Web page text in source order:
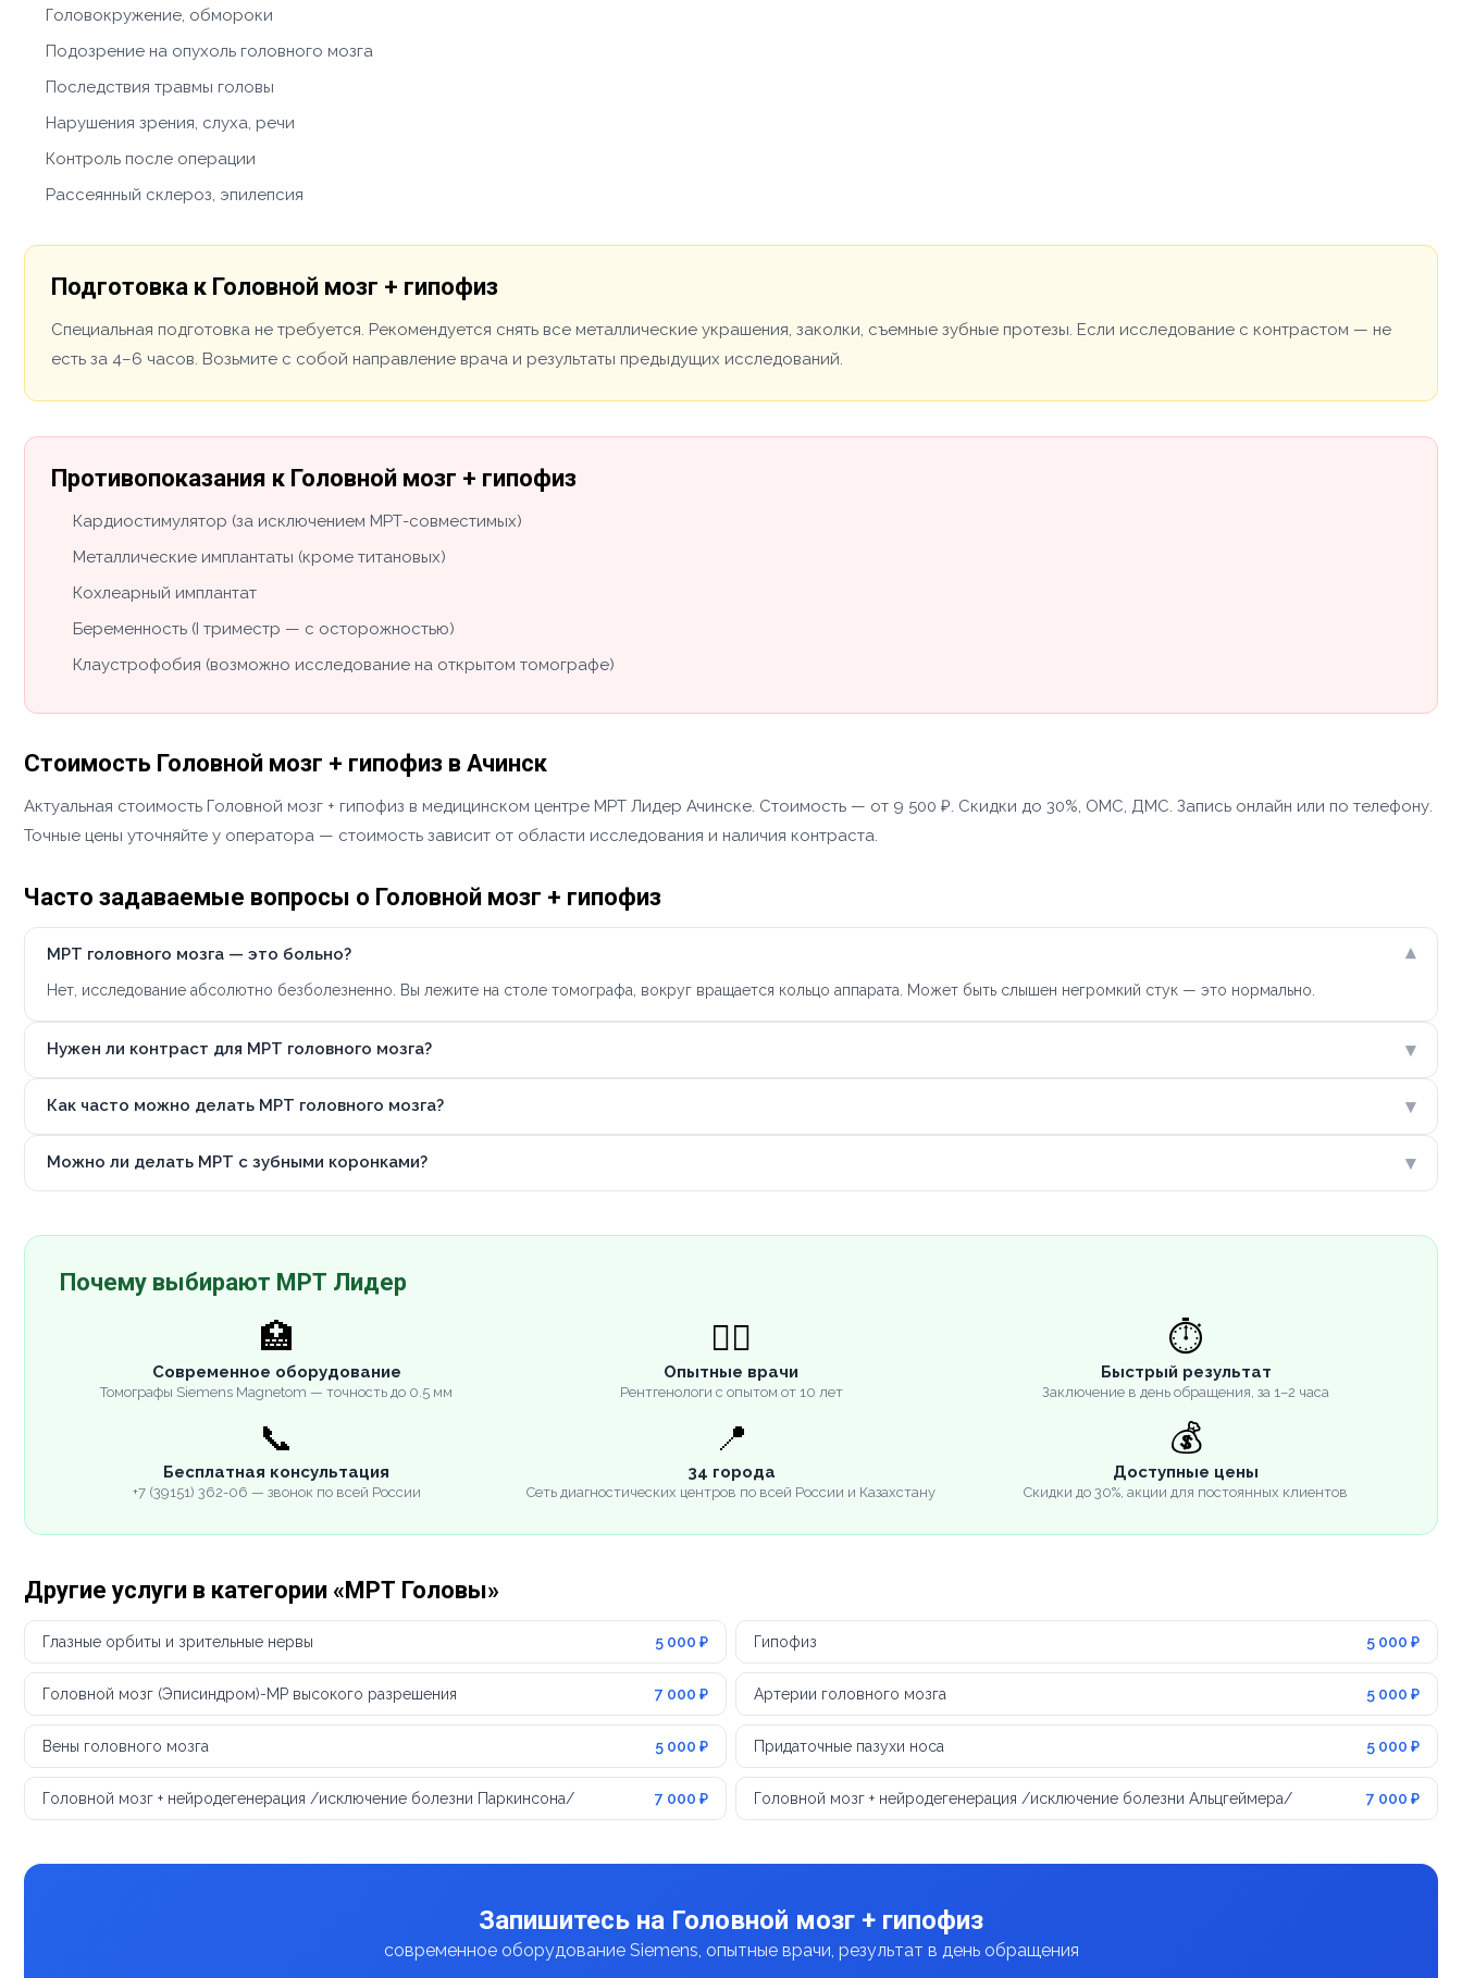
Головокружение, обмороки
Подозрение на опухоль головного мозга
Последствия травмы головы
Нарушения зрения, слуха, речи
Контроль после операции
Рассеянный склероз, эпилепсия
Подготовка к Головной мозг + гипофиз
Специальная подготовка не требуется. Рекомендуется снять все металлические украшения, заколки, съемные зубные протезы. Если исследование с контрастом — не
есть за 4–6 часов. Возьмите с собой направление врача и результаты предыдущих исследований.
Противопоказания к Головной мозг + гипофиз
Кардиостимулятор (за исключением МРТ-совместимых)
Металлические имплантаты (кроме титановых)
Кохлеарный имплантат
Беременность (I триместр — с осторожностью)
Клаустрофобия (возможно исследование на открытом томографе)
Стоимость Головной мозг + гипофиз в Ачинск
Актуальная стоимость Головной мозг + гипофиз в медицинском центре МРТ Лидер Ачинске. Стоимость — от 9 500 ₽. Скидки до 30%, ОМС, ДМС. Запись онлайн или по телефону.
Точные цены уточняйте у оператора — стоимость зависит от области исследования и наличия контраста.
Часто задаваемые вопросы о Головной мозг + гипофиз
МРТ головного мозга — это больно? ▾
Нет, исследование абсолютно безболезненно. Вы лежите на столе томографа, вокруг вращается кольцо аппарата. Может быть слышен негромкий стук — это нормально.
Нужен ли контраст для МРТ головного мозга? ▾
Как часто можно делать МРТ головного мозга? ▾
Можно ли делать МРТ с зубными коронками? ▾
Почему выбирают МРТ Лидер
🏥
Современное оборудование
Томографы Siemens Magnetom — точность до 0.5 мм
👨‍⚕️
Опытные врачи
Рентгенологи с опытом от 10 лет
⏱️
Быстрый результат
Заключение в день обращения, за 1–2 часа
📞
Бесплатная консультация
+7 (39151) 362-06 — звонок по всей России
📍
34 города
Сеть диагностических центров по всей России и Казахстану
💰
Доступные цены
Скидки до 30%, акции для постоянных клиентов
Другие услуги в категории «МРТ Головы»
Глазные орбиты и зрительные нервы 5 000 ₽ Гипофиз 5 000 ₽
Головной мозг (Эписиндром)-МР высокого разрешения 7 000 ₽ Артерии головного мозга 5 000 ₽
Вены головного мозга 5 000 ₽ Придаточные пазухи носа 5 000 ₽
Головной мозг + нейродегенерация /исключение болезни Паркинсона/ 7 000 ₽ Головной мозг + нейродегенерация /исключение болезни Альцгеймера/ 7 000 ₽
Запишитесь на Головной мозг + гипофиз
современное оборудование Siemens, опытные врачи, результат в день обращения